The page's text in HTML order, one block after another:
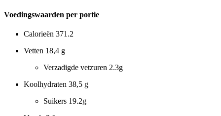
Voedingswaarden per portie
Calorieën 371.2
Vetten 18,4 g
Verzadigde vetzuren 2.3g
Koolhydraten 38,5 g
Suikers 19.2g